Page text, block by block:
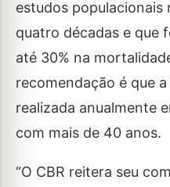
estudos populacionais
quatro décadas e que
até 30% na
recomendação é que
realizada anualmente
com mais de 40 anos.
“O CBR reitera seu